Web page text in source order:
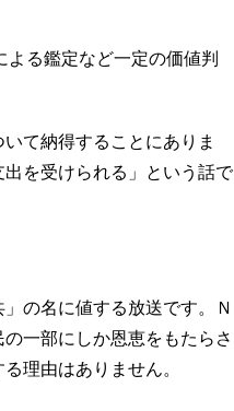
よる鑑定など一定の価値判
て納得することにありま
を受けられる」という話で
の名に値する放送です。Ｎ
一部にしか恩恵をもたらさ
理由はありません。